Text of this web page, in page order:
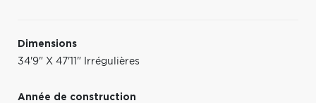
Dimensions
34'9" X 47'11" Irrégulières
Année de construction